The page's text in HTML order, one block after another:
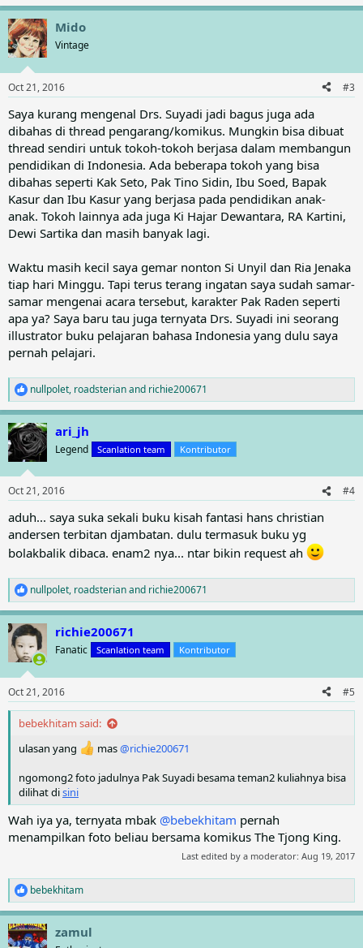
e
a
c
t
i
n
s
:
Mido
Vintage
Oct 21, 2016 #3
Saya kurang mengenal Drs. Suyadi jadi bagus juga ada
dibahas di thread pengarang/komikus. Mungkin bisa dibuat
thread sendiri untuk tokoh-tokoh berjasa dalam membangun
pendidikan di Indonesia. Ada beberapa tokoh yang bisa
dibahas seperti Kak Seto, Pak Tino Sidin, Ibu Soed, Bapak
Kasur dan Ibu Kasur yang berjasa pada pendidikan anak-
anak. Tokoh lainnya ada juga Ki Hajar Dewantara, RA Kartini,
Dewi Sartika dan masih banyak lagi.
Waktu masih kecil saya gemar nonton Si Unyil dan Ria Jenaka
tiap hari Minggu. Tapi terus terang ingatan saya sudah samar-
samar mengenai acara tersebut, karakter Pak Raden seperti
apa ya? Saya baru tau juga ternyata Drs. Suyadi ini seorang
illustrator buku pelajaran bahasa Indonesia yang dulu saya
pernah pelajari.
R
e
a
c
t
i
n
s
nullpolet, roadsterianand richie200671
ari_jh
Legend Scanlation team Kontributor
Oct 21, 2016 #4
aduh... saya suka sekali buku kisah fantasi hans christian
andersen terbitan djambatan. dulu termasuk buku yg
bolakbalik dibaca. enam2 nya... ntar bikin request ah
R
e
a
c
t
i
n
s
:
nullpolet, roadsterianand richie200671
richie200671
Fanatic Scanlation team Kontributor
Oct 21, 2016 #5
bebekhitam said:
ulasan yang
mas@richie200671
ngomong2 foto jadulnya Pak Suyadi besama teman2 kuliahnya bisa
dilihat disini
Wah iya ya, ternyata mbak @bebekhitam pernah
menampilkan foto beliau bersama komikus The Tjong King.
Last edited by a moderator: Aug 19, 2017
R
e
a
c
bebekhitam
zamul